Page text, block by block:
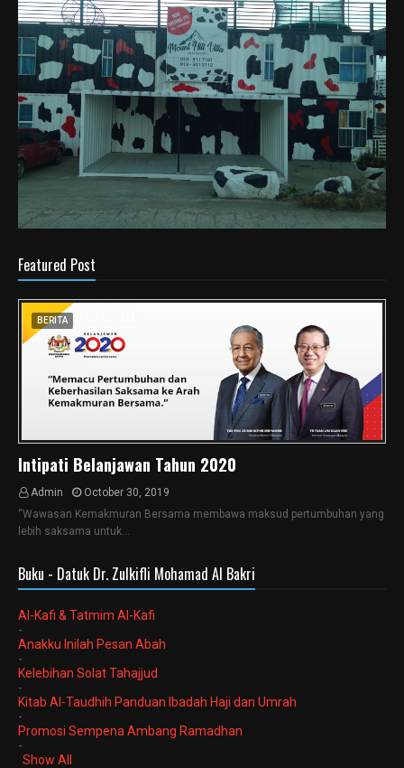
Featured Post
BERITA
Intipati Belanjawan Tahun 2020
Admin
October 30, 2019
“Wawasan Kemakmuran Bersama membawa maksud pertumbuhan yang
lebih saksama untuk…
Buku - Datuk Dr. Zulkifli Mohamad Al Bakri
Al-Kafi & Tatmim Al-Kafi
-
Anakku Inilah Pesan Abah
-
Kelebihan Solat Tahajjud
-
Kitab Al-Taudhih Panduan Ibadah Haji dan Umrah
-
Promosi Sempena Ambang Ramadhan
-
Show All